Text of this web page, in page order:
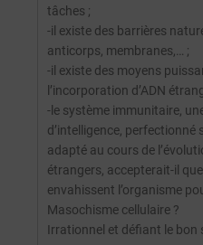
tâches ;
-il existe des barrières
anticorps, membranes,… ;
-il existe des moyens
l’incorporation d’ADN
-le système immunitaire,
d’intelligence, perfectionné
adapté au cours de
étrangers, accepterait-il
envahissent l’organisme
Masochisme cellulaire ?
Irrationnel et défiant le bon